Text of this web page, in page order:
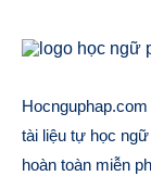
tài liệu tự học
hoàn toàn miễn